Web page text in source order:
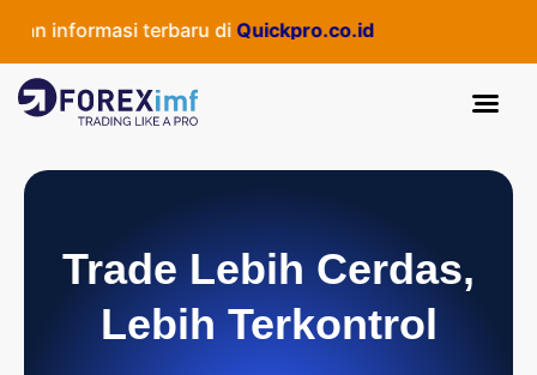
informasi terbaru diQuickpro.co.id
Trade Lebih Cerdas,
Lebih Terkontrol